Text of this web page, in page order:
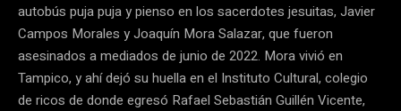
autobús puja puja y pienso en los sacerdotes jesuitas, Javier
Campos Morales y Joaquín Mora Salazar, que fueron
asesinados a mediados de junio de 2022. Mora vivió en
Tampico, y ahí dejó su huella en el Instituto Cultural, colegio
de ricos de donde egresó Rafael Sebastián Guillén Vicente,